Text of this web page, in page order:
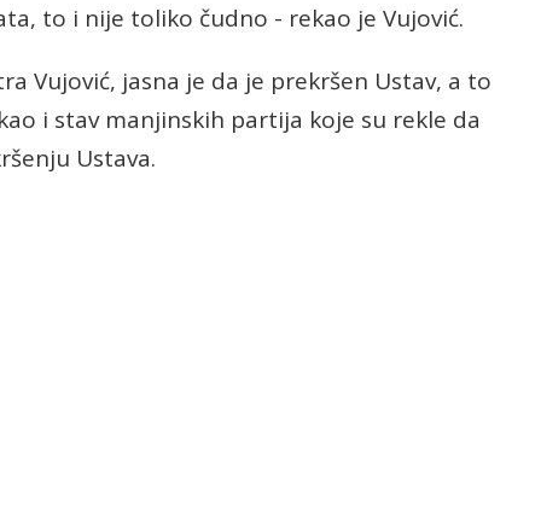
to i nije toliko čudno - rekao je Vujović.
Vujović, jasna je da je prekršen Ustav, a to
i stav manjinskih partija koje su rekle da
Ustava.